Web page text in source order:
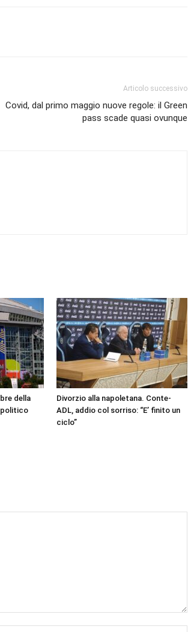
Articolo successivo
Covid, dal primo maggio nuove regole: il Green
pass scade quasi ovunque
della
Divorzio alla napoletana. Conte-
ADL, addio col sorriso: “E’ finito un
ciclo”